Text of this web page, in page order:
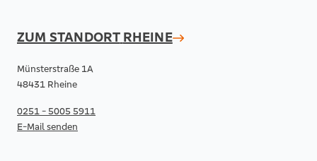
ZUM STANDORT RHEINE
Münsterstraße 1A
48431 Rheine
0251 - 5005 5911
E-Mail senden